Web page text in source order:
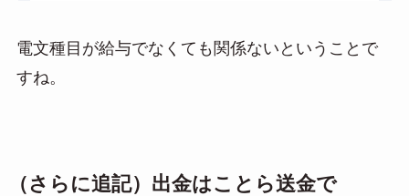
電文種目が給与でなくても関係ないということで
すね。
（さらに追記）出金はことら送金で